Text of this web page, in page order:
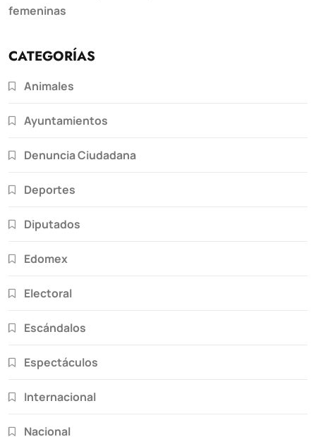
femeninas
CATEGORÍAS
Animales
Ayuntamientos
Denuncia Ciudadana
Deportes
Diputados
Edomex
Electoral
Escándalos
Espectáculos
Internacional
Nacional